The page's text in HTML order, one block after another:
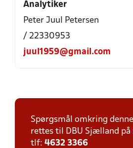
Analytiker
Peter Juul Petersen
/ 22330953
juul1959@gmail.com
Spørgsmål omkring
rettes til DBU Sjælland på
tlf: 4632 3366